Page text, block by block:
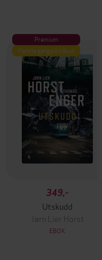
Premium
Første gang på tilbud
349,-
Utskudd
Jørn Lier Horst
EBOK